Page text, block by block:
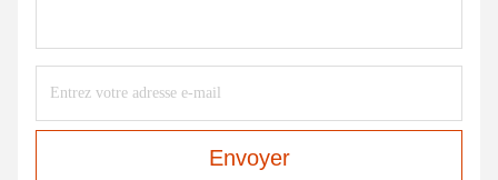
Envoyer